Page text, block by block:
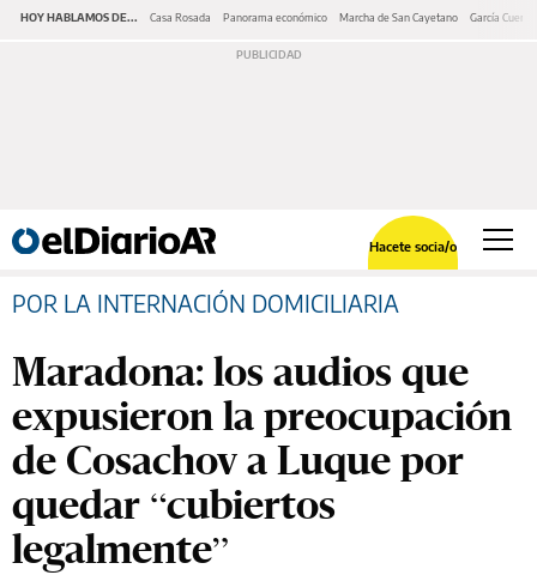
HOY HABLAMOS DE... Casa Rosada Panorama económico Marcha de San Cayetano García Cuerva
Hacete socia/o
POR LA INTERNACIÓN DOMICILIARIA
Maradona: los audios que
expusieron la preocupación
de Cosachov a Luque por
quedar “cubiertos
legalmente”